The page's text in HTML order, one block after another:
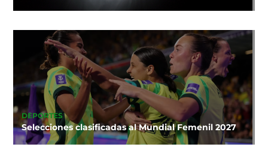
DEPORTES
Selecciones clasificadas al Mundial Femenil 2027